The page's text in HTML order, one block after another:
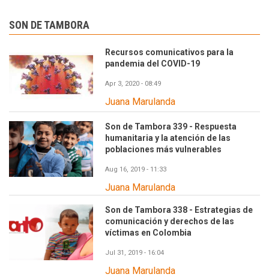
SON DE TAMBORA
Recursos comunicativos para la
pandemia del COVID-19
Apr 3, 2020 - 08:49
Juana Marulanda
Son de Tambora 339 - Respuesta
humanitaria y la atención de las
poblaciones más vulnerables
Aug 16, 2019 - 11:33
Juana Marulanda
Son de Tambora 338 - Estrategias de
comunicación y derechos de las
víctimas en Colombia
Jul 31, 2019 - 16:04
Juana Marulanda